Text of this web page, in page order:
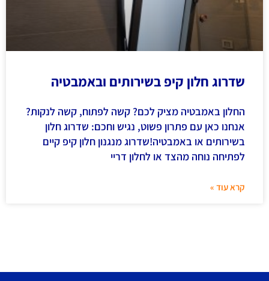
שדרוג חלון קיפ בשירותים ובאמבטיה
החלון באמבטיה מציק לכם? קשה לפתוח, קשה לנקות?
אנחנו כאן עם פתרון פשוט, נגיש וחכם: שדרוג חלון
בשירותים או באמבטיה!שדרוג מנגנון חלון קיפ קיים
לפתיחה נוחה מהצד או לחלון דריי
קרא עוד »